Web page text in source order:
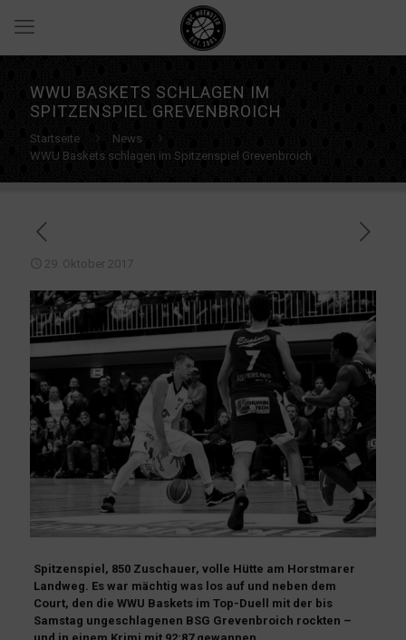
WWU BASKETS SCHLAGEN IM
SPITZENSPIEL GREVENBROICH
Startseite
News
WWU Baskets schlagen im Spitzenspiel Grevenbroich
29. Oktober 2017
Spitzenspiel, 850 Zuschauer, volle Hütte am Horstmarer
Landweg. Es war mächtig was los auf und neben dem
Court, den die WWU Baskets im Top-Duell mit der bis
Samstag ungeschlagenen BSG Grevenbroich rockten –